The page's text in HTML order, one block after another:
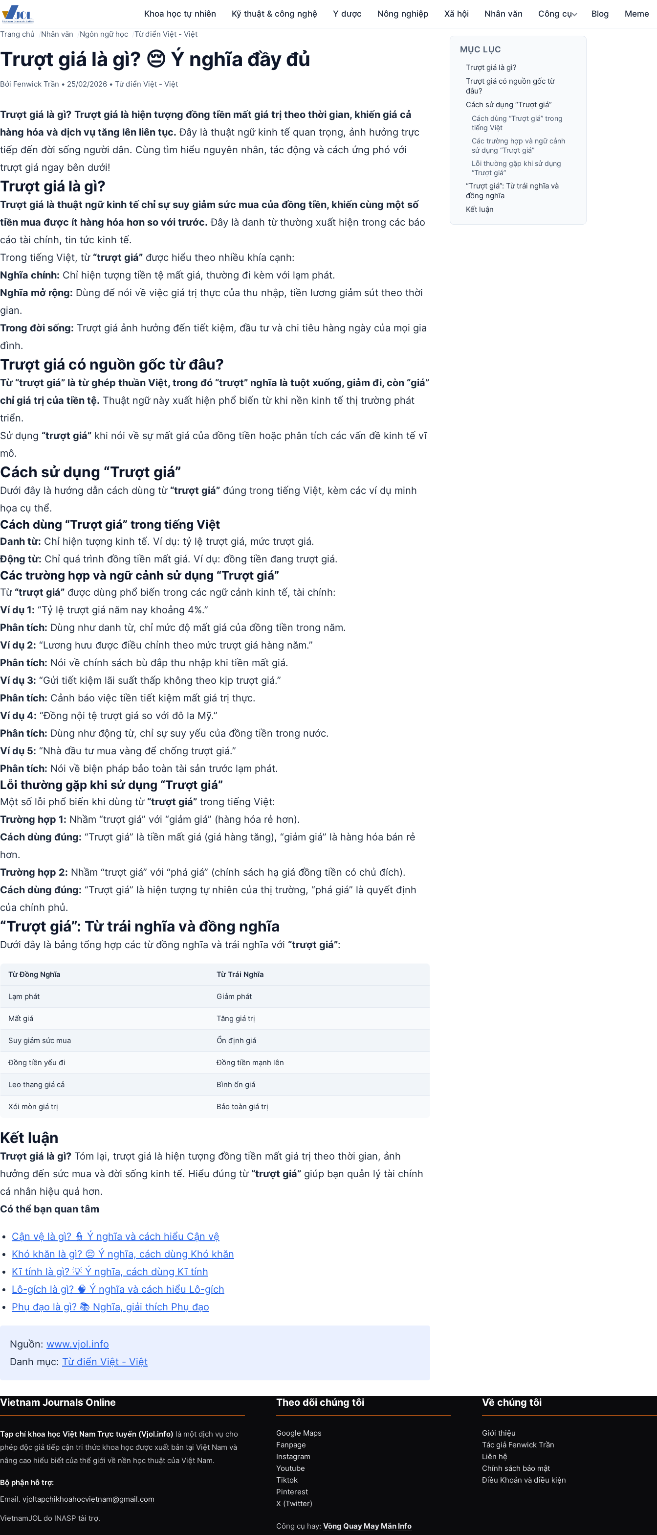
Khoa học tự nhiên Kỹ thuật & công nghệ Y dược Nông nghiệp Xã hội Nhân văn Công cụ Blog Meme
Trang chủ Nhân văn Ngôn ngữ học Từ điển Việt - Việt
Trượt giá là gì? 😔 Ý nghĩa đầy đủ
Bởi Fenwick Trần • 25/02/2026 • Từ điển Việt - Việt
Trượt giá là gì? Trượt giá là hiện tượng đồng tiền mất giá trị theo thời gian, khiến giá cả
hàng hóa và dịch vụ tăng lên liên tục. Đây là thuật ngữ kinh tế quan trọng, ảnh hưởng trực
tiếp đến đời sống người dân. Cùng tìm hiểu nguyên nhân, tác động và cách ứng phó với
trượt giá ngay bên dưới!
Trượt giá là gì?
Trượt giá là thuật ngữ kinh tế chỉ sự suy giảm sức mua của đồng tiền, khiến cùng một số
tiền mua được ít hàng hóa hơn so với trước. Đây là danh từ thường xuất hiện trong các báo
cáo tài chính, tin tức kinh tế.
Trong tiếng Việt, từ “trượt giá” được hiểu theo nhiều khía cạnh:
Nghĩa chính: Chỉ hiện tượng tiền tệ mất giá, thường đi kèm với lạm phát.
Nghĩa mở rộng: Dùng để nói về việc giá trị thực của thu nhập, tiền lương giảm sút theo thời
gian.
Trong đời sống: Trượt giá ảnh hưởng đến tiết kiệm, đầu tư và chi tiêu hàng ngày của mọi gia
đình.
Trượt giá có nguồn gốc từ đâu?
Từ “trượt giá” là từ ghép thuần Việt, trong đó “trượt” nghĩa là tuột xuống, giảm đi, còn “giá”
chỉ giá trị của tiền tệ. Thuật ngữ này xuất hiện phổ biến từ khi nền kinh tế thị trường phát
triển.
Sử dụng “trượt giá” khi nói về sự mất giá của đồng tiền hoặc phân tích các vấn đề kinh tế vĩ
mô.
Cách sử dụng “Trượt giá”
Dưới đây là hướng dẫn cách dùng từ “trượt giá” đúng trong tiếng Việt, kèm các ví dụ minh
họa cụ thể.
Cách dùng “Trượt giá” trong tiếng Việt
Danh từ: Chỉ hiện tượng kinh tế. Ví dụ: tỷ lệ trượt giá, mức trượt giá.
Động từ: Chỉ quá trình đồng tiền mất giá. Ví dụ: đồng tiền đang trượt giá.
Các trường hợp và ngữ cảnh sử dụng “Trượt giá”
Từ “trượt giá” được dùng phổ biến trong các ngữ cảnh kinh tế, tài chính:
Ví dụ 1: “Tỷ lệ trượt giá năm nay khoảng 4%.”
Phân tích: Dùng như danh từ, chỉ mức độ mất giá của đồng tiền trong năm.
Ví dụ 2: “Lương hưu được điều chỉnh theo mức trượt giá hàng năm.”
Phân tích: Nói về chính sách bù đắp thu nhập khi tiền mất giá.
Ví dụ 3: “Gửi tiết kiệm lãi suất thấp không theo kịp trượt giá.”
Phân tích: Cảnh báo việc tiền tiết kiệm mất giá trị thực.
Ví dụ 4: “Đồng nội tệ trượt giá so với đô la Mỹ.”
Phân tích: Dùng như động từ, chỉ sự suy yếu của đồng tiền trong nước.
Ví dụ 5: “Nhà đầu tư mua vàng để chống trượt giá.”
Phân tích: Nói về biện pháp bảo toàn tài sản trước lạm phát.
Lỗi thường gặp khi sử dụng “Trượt giá”
Một số lỗi phổ biến khi dùng từ “trượt giá” trong tiếng Việt:
Trường hợp 1: Nhầm “trượt giá” với “giảm giá” (hàng hóa rẻ hơn).
Cách dùng đúng: “Trượt giá” là tiền mất giá (giá hàng tăng), “giảm giá” là hàng hóa bán rẻ
hơn.
Trường hợp 2: Nhầm “trượt giá” với “phá giá” (chính sách hạ giá đồng tiền có chủ đích).
Cách dùng đúng: “Trượt giá” là hiện tượng tự nhiên của thị trường, “phá giá” là quyết định
của chính phủ.
“Trượt giá”: Từ trái nghĩa và đồng nghĩa
Dưới đây là bảng tổng hợp các từ đồng nghĩa và trái nghĩa với “trượt giá”:
Từ Đồng Nghĩa Từ Trái Nghĩa
Lạm phát Giảm phát
Mất giá Tăng giá trị
Suy giảm sức mua Ổn định giá
Đồng tiền yếu đi Đồng tiền mạnh lên
Leo thang giá cả Bình ổn giá
Xói mòn giá trị Bảo toàn giá trị
Kết luận
Trượt giá là gì? Tóm lại, trượt giá là hiện tượng đồng tiền mất giá trị theo thời gian, ảnh
hưởng đến sức mua và đời sống kinh tế. Hiểu đúng từ “trượt giá” giúp bạn quản lý tài chính
cá nhân hiệu quả hơn.
Có thể bạn quan tâm
Cận vệ là gì? 👮 Ý nghĩa và cách hiểu Cận vệ
Khó khăn là gì? 😔 Ý nghĩa, cách dùng Khó khăn
Kĩ tính là gì? 💡 Ý nghĩa, cách dùng Kĩ tính
Lô-gích là gì? 🧠 Ý nghĩa và cách hiểu Lô-gích
Phụ đạo là gì? 📚 Nghĩa, giải thích Phụ đạo
Nguồn: www.vjol.info
Danh mục: Từ điển Việt - Việt
MỤC LỤC
Trượt giá là gì?
Trượt giá có nguồn gốc từ
đâu?
Cách sử dụng “Trượt giá”
Cách dùng “Trượt giá” trong
tiếng Việt
Các trường hợp và ngữ cảnh
sử dụng “Trượt giá”
Lỗi thường gặp khi sử dụng
“Trượt giá”
“Trượt giá”: Từ trái nghĩa và
đồng nghĩa
Kết luận
Vietnam Journals Online
Tạp chí khoa học Việt Nam Trực tuyến (Vjol.info) là một dịch vụ cho
phép độc giả tiếp cận tri thức khoa học được xuất bản tại Việt Nam và
nâng cao hiểu biết của thế giới về nền học thuật của Việt Nam.
Bộ phận hỗ trợ:
Email. vjoltapchikhoahocvietnam@gmail.com
VietnamJOL do INASP tài trợ.
Theo dõi chúng tôi
Google Maps
Fanpage
Instagram
Youtube
Tiktok
Pinterest
X (Twitter)
Công cụ hay: Vòng Quay May Mắn Info
Về chúng tôi
Giới thiệu
Tác giả Fenwick Trần
Liên hệ
Chính sách bảo mật
Điều Khoản và điều kiện